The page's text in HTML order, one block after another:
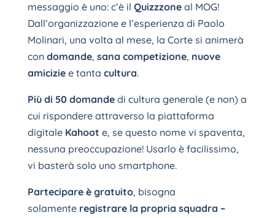
messaggio è uno: c’è il Quizzzone al MOG!
Dall’organizzazione e l’esperienza di Paolo
Molinari, una volta al mese, la Corte si animerà
con domande, sana competizione, nuove
amicizie e tanta cultura.
Più di 50 domande di cultura generale (e non) a
cui rispondere attraverso la piattaforma
digitale Kahoot e, se questo nome vi spaventa,
nessuna preoccupazione! Usarlo è facilissimo,
vi basterà solo uno smartphone.
Partecipare è gratuito, bisogna
solamente registrare la propria squadra –